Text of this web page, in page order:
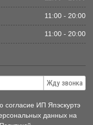
11:00 - 20:00
11:00 - 20:00
Жду звонка
согласие ИП Япэскуртэ
данных на